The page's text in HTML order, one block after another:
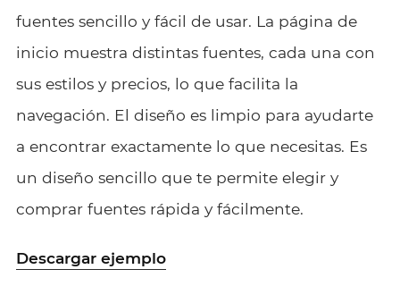
fuentes sencillo y fácil de usar. La página de
inicio muestra distintas fuentes, cada una con
sus estilos y precios, lo que facilita la
navegación. El diseño es limpio para ayudarte
a encontrar exactamente lo que necesitas. Es
un diseño sencillo que te permite elegir y
comprar fuentes rápida y fácilmente.
Descargar ejemplo